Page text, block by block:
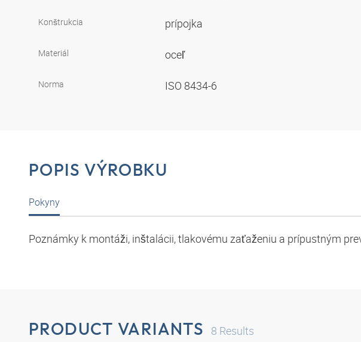
Konštrukcia prípojka
Materiál oceľ
Norma ISO 8434-6
POPIS VÝROBKU
Pokyny
Poznámky k montáži, inštalácii, tlakovému zaťaženiu a prípustným
PRODUCT VARIANTS 8 Results